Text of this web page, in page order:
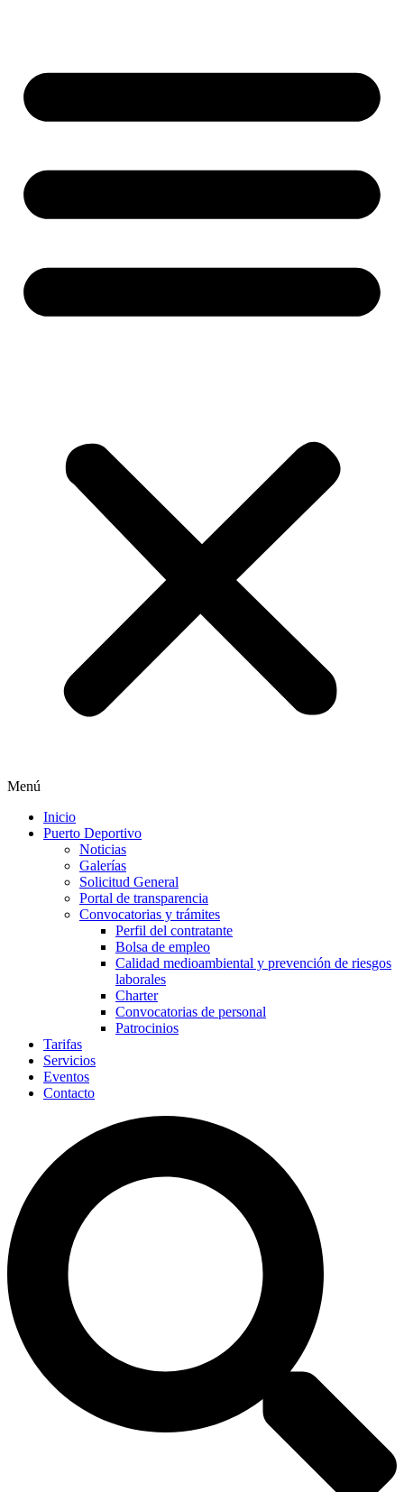
Menú
Inicio
Puerto Deportivo
Noticias
Galerías
Solicitud General
Portal de transparencia
Convocatorias y trámites
Perfil del contratante
Bolsa de empleo
Calidad medioambiental y prevención de riesgos
laborales
Charter
Convocatorias de personal
Patrocinios
Tarifas
Servicios
Eventos
Contacto